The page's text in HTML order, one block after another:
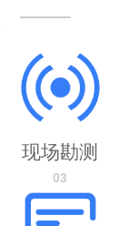
现场勘测
03